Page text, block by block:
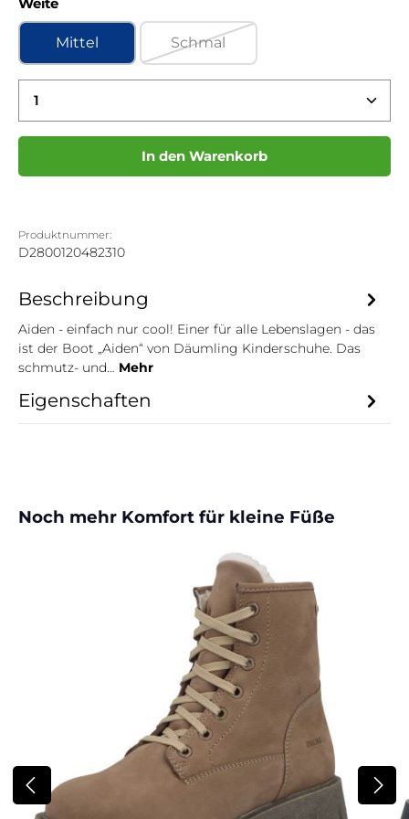
Weite
Mittel Schmal
Produkt Anzahl: Gib den gewünschten Wert
In den Warenkorb
Produktnummer:
D2800120482310
Beschreibung
Aiden - einfach nur cool! Einer für alle Lebenslagen - das
ist der Boot „Aiden“ von Däumling Kinderschuhe. Das
schmutz- und… Mehr
Eigenschaften
Produktgalerie überspringen
Noch mehr Komfort für kleine Füße